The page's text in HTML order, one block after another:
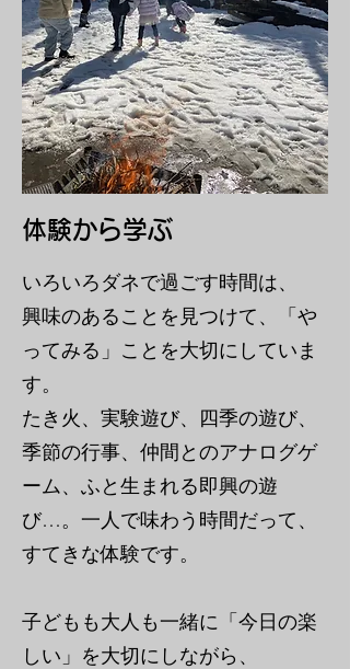
体験から学ぶ
いろいろダネで過ごす時間は、
興味のあることを見つけて、「や
ってみる」ことを大切にしていま
す。
たき火、実験遊び、四季の遊び、
季節の行事、仲間とのアナログゲ
ーム、ふと生まれる即興の遊
び…。一人で味わう時間だって、
すてきな体験です。
子どもも大人も一緒に「今日の楽
しい」を大切にしながら、